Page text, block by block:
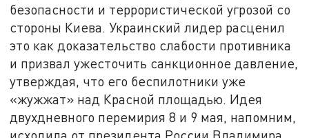
безопасности и террористической угрозой со
стороны Киева. Украинский лидер расценил
это как доказательство слабости противника
и призвал ужесточить санкционное давление,
утверждая, что его беспилотники уже
«жужжат» над Красной площадью. Идея
двухдневного перемирия 8 и 9 мая, напомним,
исходила от президента России Владимира